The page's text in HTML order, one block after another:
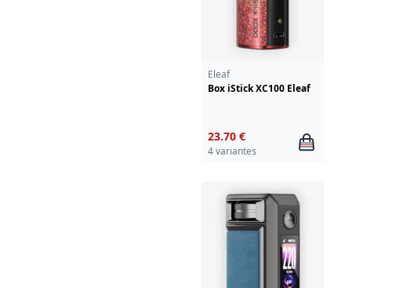
Eleaf
Box iStick XC100 Eleaf
23.70 €
4 variantes